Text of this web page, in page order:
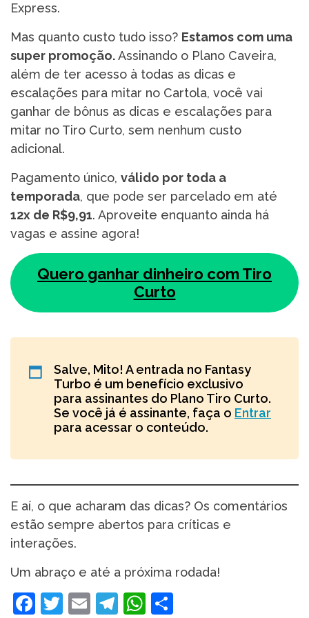
Express.
Mas quanto custo tudo isso? Estamos com uma
super promoção.Assinando o Plano Caveira,
além de ter acesso à todas as dicas e
escalações para mitar no Cartola, você vai
ganhar de bônus as dicas e escalações para
mitar no Tiro Curto, sem nenhum custo
adicional.
Pagamento único, válido por toda a
temporada, que pode ser parcelado em até
12x de R$9,91. Aproveite enquanto ainda há
vagas e assine agora!
Quero ganhar dinheiro com Tiro
Curto
Salve, Mito! A entrada no Fantasy
Turbo é um benefício exclusivo
para assinantes do Plano Tiro Curto.
Se você já é assinante, faça o Entrar
para acessar o conteúdo.
E aí, o que acharam das dicas? Os comentários
estão sempre abertos para críticas e
interações.
Um abraço e até a próxima rodada!
Facebook
Twitter
EmailTelegram
WhatsApp